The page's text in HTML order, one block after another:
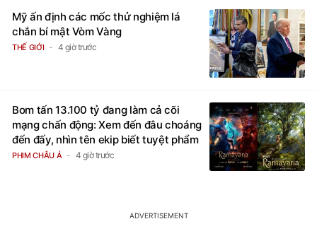
Mỹ ấn định các mốc thử nghiệm lá
chắn bí mật Vòm Vàng
THẾ GIỚI 4 giờ trước
Bom tấn 13.100 tỷ đang làm cả cõi
mạng chấn động: Xem đến đâu choáng
đến đấy, nhìn tên ekip biết tuyệt phẩm
PHIM CHÂU Á 4 giờ trước